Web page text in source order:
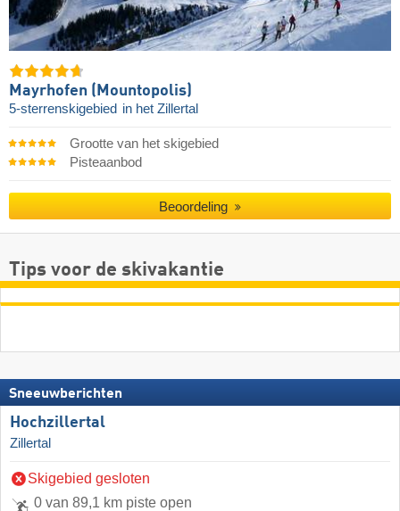
Mayrhofen (Mountopolis)
5-sterrenskigebied in het Zillertal
Grootte van het skigebied
Pisteaanbod
Beoordeling
Tips voor de skivakantie
Sneeuwberichten
Hochzillertal
Zillertal
Skigebied gesloten
0 van 89,1 km piste open